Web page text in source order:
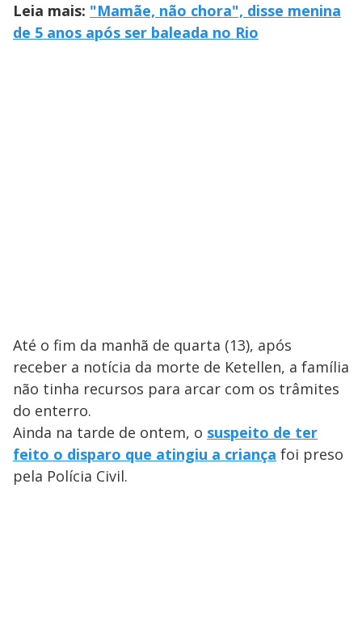
Leia mais: "Mamãe, não chora", disse menina
de 5 anos após ser baleada no Rio
Até o fim da manhã de quarta (13), após
receber a notícia da morte de Ketellen, a família
não tinha recursos para arcar com os trâmites
do enterro.
Ainda na tarde de ontem, o suspeito de ter
feito o disparo que atingiu a criança foi preso
pela Polícia Civil.